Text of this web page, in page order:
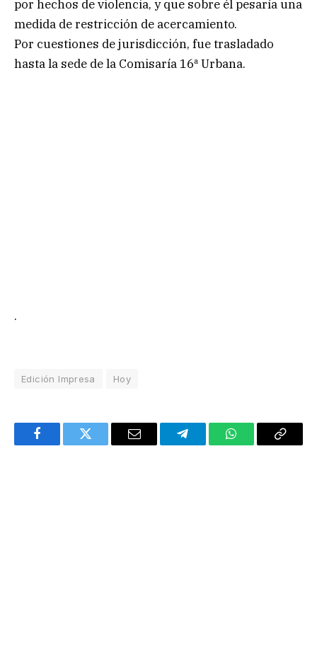
por hechos de violencia, y que sobre él pesaría una
medida de restricción de acercamiento.
Por cuestiones de jurisdicción, fue trasladado
hasta la sede de la Comisaría 16ª Urbana.
.
Edición Impresa Hoy
FacebookTwitter Email TelegramWhatsAppCopy